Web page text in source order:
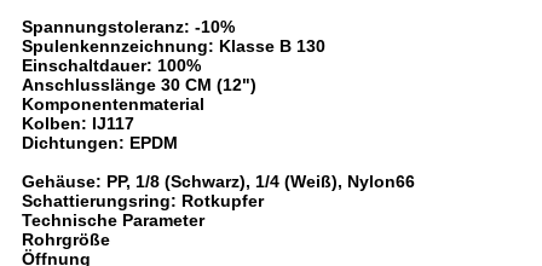
Spannungstoleranz: -10%
Spulenkennzeichnung: Klasse B 130
Einschaltdauer: 100%
Anschlusslänge 30 CM (12")
Komponentenmaterial
Kolben: IJ117
Dichtungen: EPDM
Gehäuse: PP, 1/8 (Schwarz), 1/4 (Weiß), Nylon66
Schattierungsring: Rotkupfer
Technische Parameter
Rohrgröße
Öffnung